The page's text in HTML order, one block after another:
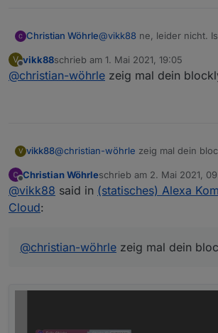
Christian Wöhrle@vikk88 ne, leider nicht.
warum es bei mir nicht
V
Offline
vikk88schrieb am 1. Mai 2021, 19:05
zuletzt editiert von
@christian-wöhrle zeig mal dein
V vikk88@christian-wöhrle zeig mal dein
Offline
Christian Wöhrleschrieb am 2. Mai 2021,
zuletzt editiert von
@vikk88 said in (statisches) Alexa
Cloud:
@christian-wöhrle zeig mal dein